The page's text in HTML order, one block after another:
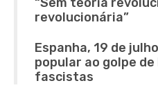
revolucionária”
Espanha, 19 de
popular ao golpe
fascistas